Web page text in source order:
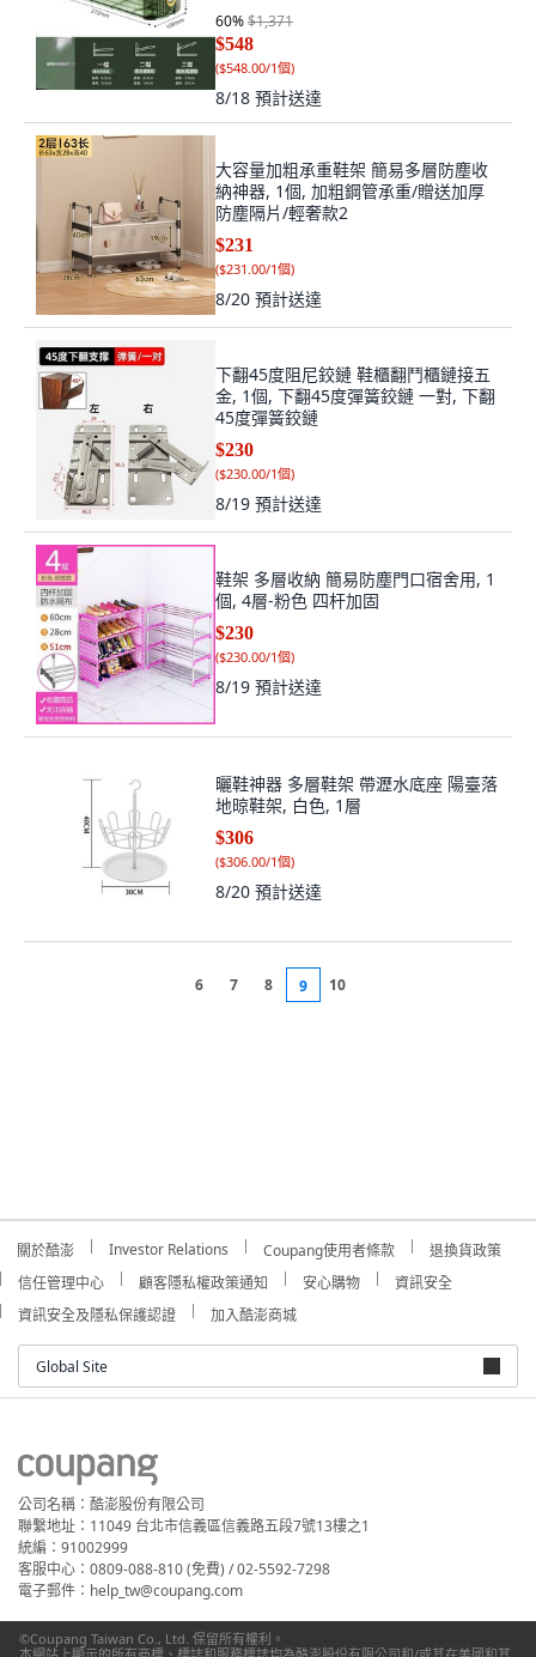
60%$1,371
$548
($548.00/1個)
8/18 預計送達
大容量加粗承重鞋架 簡易多層防塵收
納神器, 1個, 加粗鋼管承重/贈送加厚
防塵隔片/輕奢款2
$231
($231.00/1個)
8/20 預計送達
下翻45度阻尼鉸鏈 鞋櫃翻鬥櫃鏈接五
金, 1個, 下翻45度彈簧鉸鏈 一對, 下翻
45度彈簧鉸鏈
$230
($230.00/1個)
8/19 預計送達
鞋架 多層收納 簡易防塵門口宿舍用, 1
個, 4層-粉色 四杆加固
$230
($230.00/1個)
8/19 預計送達
曬鞋神器 多層鞋架 帶瀝水底座 陽臺落
地晾鞋架, 白色, 1層
$306
($306.00/1個)
8/20 預計送達
6 7 8 9 10
關於酷澎 Investor Relations Coupang使用者條款
退換貨政策
信任管理中心
顧客隱私權政策通知 安心購物
資訊安全
資訊安全及隱私保護認證
加入酷澎商城
Global Site
公司名稱：酷澎股份有限公司
聯繫地址：11049 台北市信義區信義路五段7號13樓之1
統編：91002999
客服中心：0809-088-810 (免費) / 02-5592-7298
電子郵件：help_tw@coupang.com
©Coupang Taiwan Co., Ltd. 保留所有權利。